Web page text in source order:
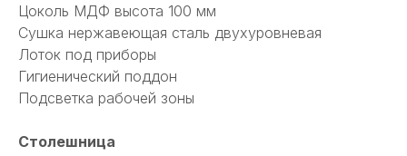
Цоколь МДФ высота 100 мм
Сушка нержавеющая сталь двухуровневая
Лоток под приборы
Гигиенический поддон
Подсветка рабочей зоны
Столешница